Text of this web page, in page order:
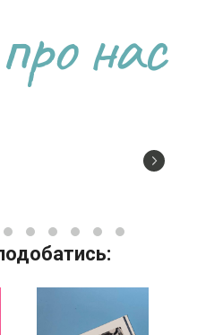
нас